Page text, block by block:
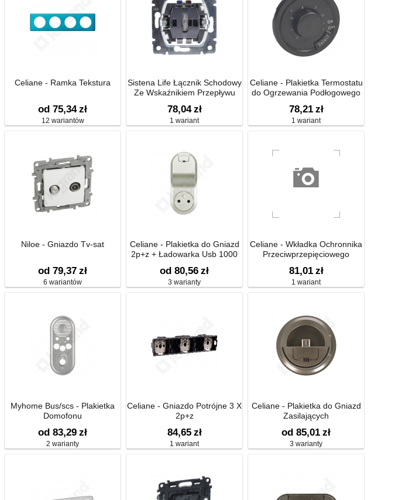
Celiane - Ramka Tekstura
od 75,34 zł
12 wariantów
Sistena Life Łącznik Schodowy
Ze Wskaźnikiem Przepływu
78,04 zł
1 wariant
Celiane - Plakietka Termostatu
do Ogrzewania Podłogowego
78,21 zł
1 wariant
Niloe - Gniazdo Tv-sat
od 79,37 zł
6 wariantów
Celiane - Plakietka do Gniazd
2p+z + Ładowarka Usb 1000
od 80,56 zł
3 warianty
Celiane - Wkładka Ochronnika
Przeciwprzepięciowego
81,01 zł
1 wariant
Myhome Bus/scs - Plakietka
Domofonu
od 83,29 zł
2 warianty
Celiane - Gniazdo Potrójne 3 X
2p+z
84,65 zł
1 wariant
Celiane - Plakietka do Gniazd
Zasilających
od 85,01 zł
3 warianty